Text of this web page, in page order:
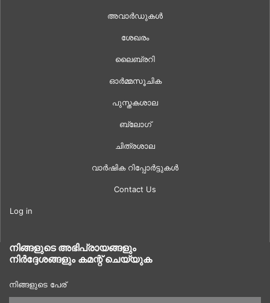
അവാർഡുകൾ
ശേഖരം
ലൈബ്രറി
ഓർമ്മസൂചിക
പുസ്തകശാല
ബ്ലോഗ്
ചിത്രശാല
വാർഷിക റിപ്പോർട്ടുകൾ
Contact Us
Log in
നിങ്ങളുടെ അഭിപ്രായങ്ങളും
നിർദ്ദേശങ്ങളും കമന്റ് ചെയ്യുക
നിങ്ങളുടെ പേര്